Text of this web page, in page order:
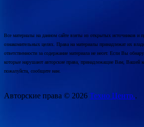
Все материалы на данном сайте взяты из открытых источников и
ознакомительных целях. Права на материалы принадлежат их
ответственности за содержание материала не несет. Если Вы
которые нарушают авторские права, принадлежащие Вам, Вашей
пожалуйста, сообщите нам.
Авторские права © 2026 Техно Центр..